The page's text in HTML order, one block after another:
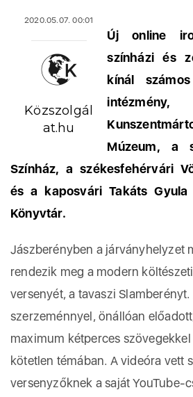
2020.05.07. 00:01
Közszolgál
at.hu
Új online
színházi és
kínál
Múzeum, a
Színház, a székesfehérvári
és a kaposvári Takáts
Könyvtár.
Jászberényben a járványhelyzet
rendezik meg a modern
versenyét, a tavaszi
szerzeménnyel, önállóan
maximum kétperces
kötetlen témában. A videóra vett
versenyzőknek a saját YouTube-